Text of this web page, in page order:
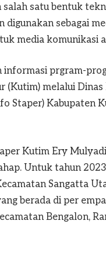
satu bentuk
digunakan sebagai
media komunikasi
prgram-
(Kutim) melalui
Staper) Kabupaten
Kutim Ery
Untuk tahun
Sangatta
berada di per
Bengalon,